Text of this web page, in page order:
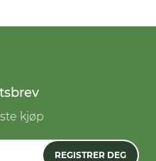
kjøp
REGISTRER DEG